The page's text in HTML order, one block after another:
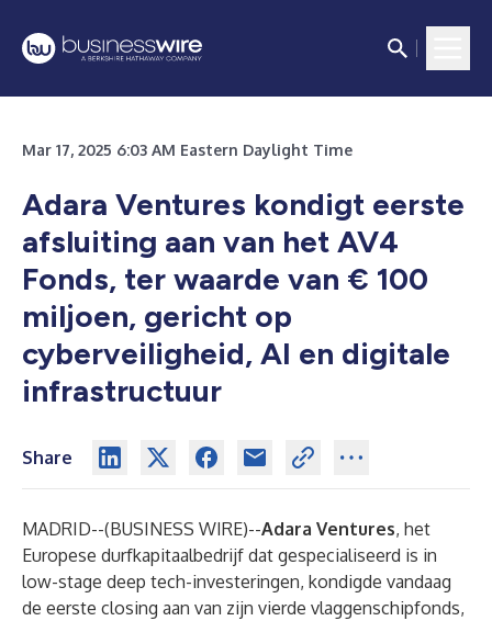
Mar 17, 2025 6:03 AM Eastern Daylight Time
Adara Ventures kondigt eerste
afsluiting aan van het AV4
Fonds, ter waarde van € 100
miljoen, gericht op
cyberveiligheid, AI en digitale
infrastructuur
Share
MADRID--(BUSINESS WIRE)--Adara Ventures, het
Europese durfkapitaalbedrijf dat gespecialiseerd is in
low-stage deep tech-investeringen, kondigde vandaag
de eerste closing aan van zijn vierde vlaggenschipfonds,